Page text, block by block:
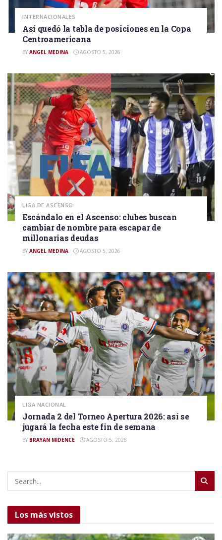
INTERNACIONALES
Así quedó la tabla de posiciones en la Copa
Centroamericana
BY ANGEL MEDINA AGOSTO 5, 2026
LIGA DE ASCENSO
Escándalo en el Ascenso: clubes buscan
cambiar de nombre para escapar de
millonarias deudas
BY ANGEL MEDINA AGOSTO 5, 2026
LIGA NACIONAL
Jornada 2 del Torneo Apertura 2026: así se
jugará la fecha este fin de semana
BY BRAYAN MIDENCE AGOSTO 5, 2026
Los más vistos